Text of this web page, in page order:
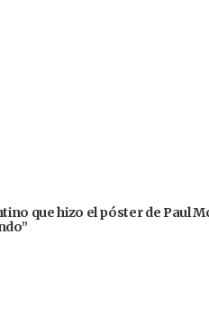
que hizo el póster de Paul